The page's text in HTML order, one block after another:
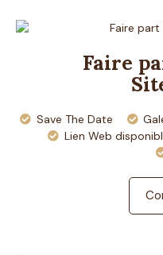
Faire
Save The Date
Lien Web